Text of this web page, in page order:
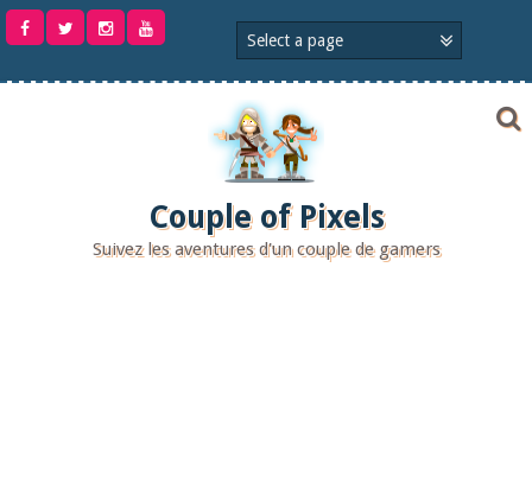
Aller
Couple of Pixels
Suivez les aventures d'un couple de gamers